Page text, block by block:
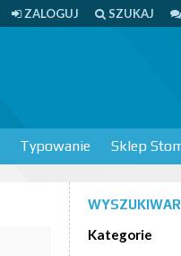
ZALOGUJ SZUKAJ
Typowanie Sklep
Kategorie